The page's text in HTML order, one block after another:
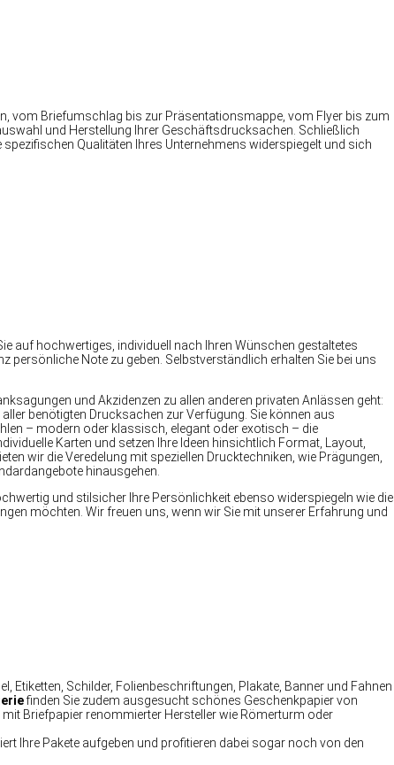
vom Briefumschlag bis zur Präsentationsmappe, vom Flyer bis zum
und Herstellung Ihrer Geschäftsdrucksachen. Schließlich
Qualitäten Ihres Unternehmens widerspiegelt und sich
auf hochwertiges, individuell nach Ihren Wünschen gestaltetes
persönliche Note zu geben. Selbstverständlich erhalten Sie bei uns
und Akzidenzen zu allen anderen privaten Anlässen geht:
benötigten Drucksachen zur Verfügung. Sie können aus
– modern oder klassisch, elegant oder exotisch – die
Karten und setzen Ihre Ideen hinsichtlich Format, Layout,
wir die Veredelung mit speziellen Drucktechniken, wie Prägungen,
hinausgehen.
und stilsicher Ihre Persönlichkeit ebenso widerspiegeln wie die
möchten. Wir freuen uns, wenn wir Sie mit unserer Erfahrung und
Schilder, Folienbeschriftungen, Plakate, Banner und Fahnen
finden Sie zudem ausgesucht schönes Geschenkpapier von
Briefpapier renommierter Hersteller wie Römerturm oder
Ihre Pakete aufgeben und profitieren dabei sogar noch von den